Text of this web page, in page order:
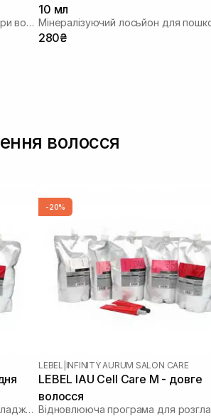
Ампули для відновлення структури волосся
10 мл
280₴
волосся
Відновлююча програма для розгладження пористого волосся «Щастя для волосся»
-20%
LEBEL INFINITY AURUM SALON CARE
LEBEL IAU Cell Care M - довге
волосся